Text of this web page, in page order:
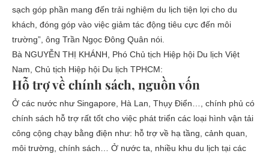
sạch góp phần mang đến trải nghiệm du lịch tiện lợi cho du
khách, đóng góp vào việc giảm tác động tiêu cực đến môi
trường”, ông Trần Ngọc Đông Quân nói.
Bà NGUYỄN THỊ KHÁNH, Phó Chủ tịch Hiệp hội Du lịch Việt
Nam, Chủ tịch Hiệp hội Du lịch TPHCM:
Hỗ trợ về chính sách, nguồn vốn
Ở các nước như Singapore, Hà Lan, Thụy Điển…, chính phủ có
chính sách hỗ trợ rất tốt cho việc phát triển các loại hình vận tải
công cộng chạy bằng điện như: hỗ trợ về hạ tầng, cảnh quan,
môi trường, chính sách… Ở nước ta, nhiều khu du lịch tại các